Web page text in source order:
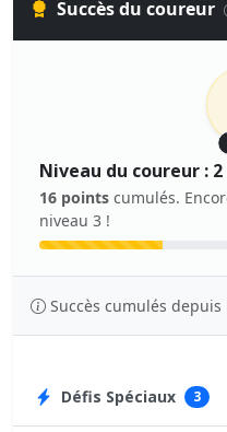
Succès du coureur
Niveau du coureur : 2
16 points cumulés.
niveau 3 !
Succès cumulés depuis
Défis Spéciaux 3